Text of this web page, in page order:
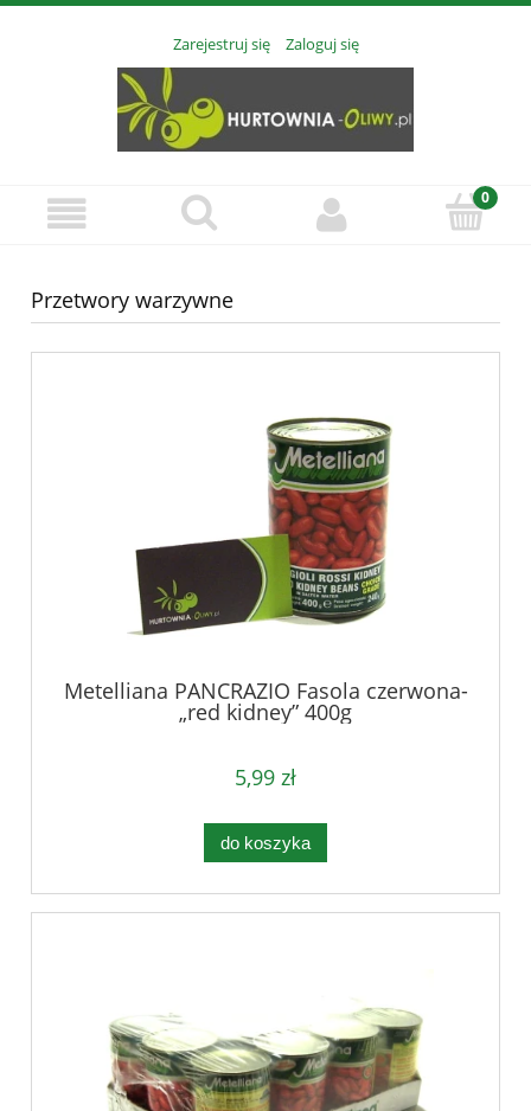
Zarejestruj się Zaloguj się
Przetwory warzywne
Metelliana PANCRAZIO Fasola czerwona-
„red kidney” 400g
5,99 zł
do koszyka